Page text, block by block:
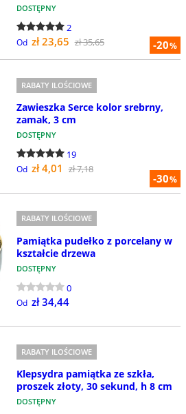
-20%
DOSTĘPNY
2
Od zł 23,65 zł 35,65
-30%
RABATY ILOŚCIOWE
Zawieszka Serce kolor srebrny,
zamak, 3 cm
DOSTĘPNY
19
Od zł 4,01 zł 7,18
RABATY ILOŚCIOWE
Pamiątka pudełko z porcelany w
kształcie drzewa
DOSTĘPNY
0
Od zł 34,44
RABATY ILOŚCIOWE
Klepsydra pamiątka ze szkła,
proszek złoty, 30 sekund, h 8 cm
DOSTĘPNY